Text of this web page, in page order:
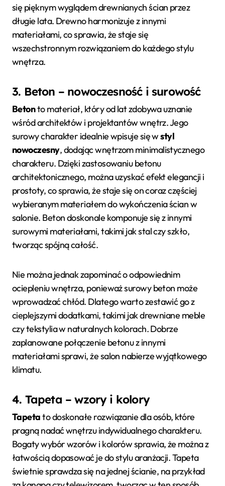
się pięknym wyglądem drewnianych ścian przez
długie lata. Drewno harmonizuje z innymi
materiałami, co sprawia, że staje się
wszechstronnym rozwiązaniem do każdego stylu
wnętrza.
3. Beton – nowoczesność i surowość
Betonto materiał, który od lat zdobywa uznanie
wśród architektów i projektantów wnętrz. Jego
surowy charakter idealnie wpisuje się wstyl
nowoczesny, dodając wnętrzom minimalistycznego
charakteru. Dzięki zastosowaniu betonu
architektonicznego, można uzyskać efekt elegancji i
prostoty, co sprawia, że staje się on coraz częściej
wybieranym materiałem do wykończenia ścian w
salonie. Beton doskonale komponuje się z innymi
surowymi materiałami, takimi jak stal czy szkło,
tworząc spójną całość.
Nie można jednak zapominać o odpowiednim
ociepleniu wnętrza, ponieważ surowy beton może
wprowadzać chłód. Dlatego warto zestawić go z
cieplejszymi dodatkami, takimi jak drewniane meble
czy tekstylia w naturalnych kolorach. Dobrze
zaplanowane połączenie betonu z innymi
materiałami sprawi, że salon nabierze wyjątkowego
klimatu.
4. Tapeta – wzory i kolory
Tapetato doskonałe rozwiązanie dla osób, które
pragną nadać wnętrzu indywidualnego charakteru.
Bogaty wybór wzorów i kolorów sprawia, że można z
łatwością dopasować je do stylu aranżacji. Tapeta
świetnie sprawdza się na jednej ścianie, na przykład